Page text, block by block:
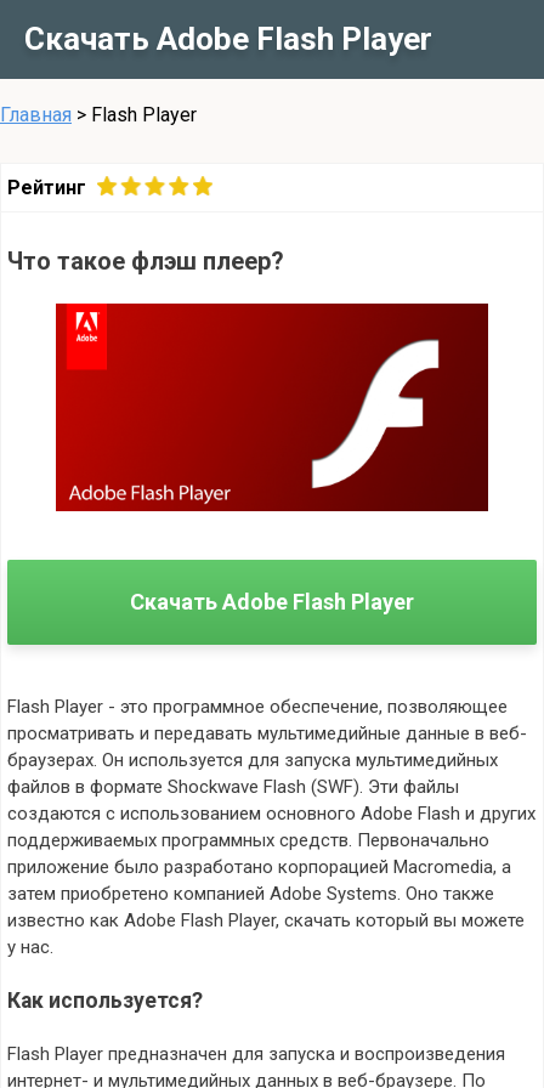
Скачать Adobe Flash Player
Главная > Flash Player
Рейтинг
Что такое флэш плеер?
Скачать Adobe Flash Player
Flash Player - это программное обеспечение, позволяющее
просматривать и передавать мультимедийные данные в веб-
браузерах. Он используется для запуска мультимедийных
файлов в формате Shockwave Flash (SWF). Эти файлы
создаются с использованием основного Adobe Flash и других
поддерживаемых программных средств. Первоначально
приложение было разработано корпорацией Macromedia, а
затем приобретено компанией Adobe Systems. Оно также
известно как Adobe Flash Player, скачать который вы можете
у нас.
Как используется?
Flash Player предназначен для запуска и воспроизведения
интернет- и мультимедийных данных в веб-браузере. По